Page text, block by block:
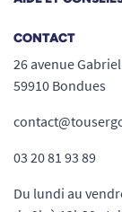
CONTACT
26 avenue
59910 Bondues
03 20 81 93 89
Du lundi au